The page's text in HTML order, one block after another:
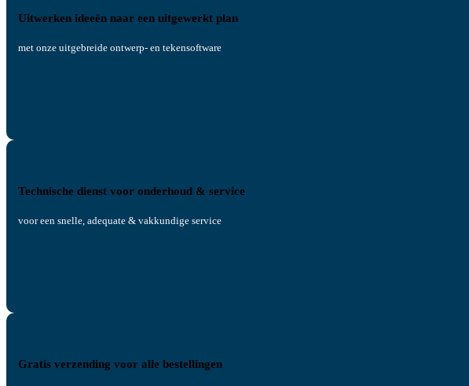
Uitwerken ideeën naar een uitgewerkt plan
met onze uitgebreide ontwerp- en tekensoftware
Technische dienst voor onderhoud & service
voor een snelle, adequate & vakkundige service
Gratis verzending voor alle bestellingen